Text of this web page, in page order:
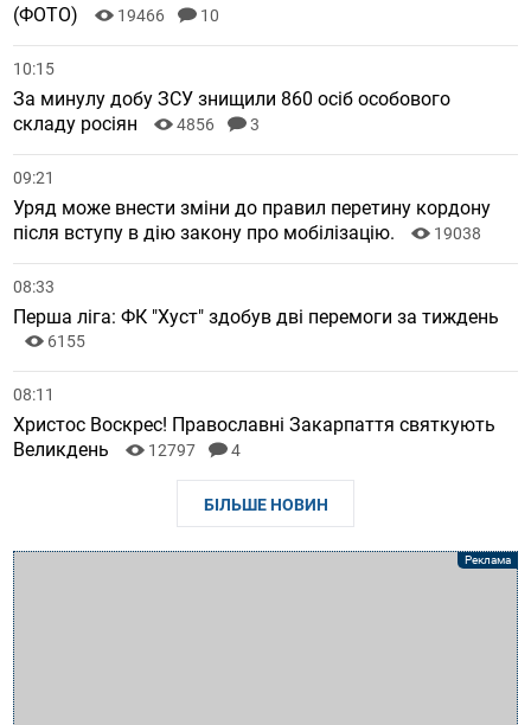
(ФОТО)
19466 10
10:15
За минулу добу ЗСУ знищили 860 осіб особового
складу росіян
4856 3
09:21
Уряд може внести зміни до правил перетину кордону
після вступу в дію закону про мобілізацію.
19038
08:33
Перша ліга: ФК "Хуст" здобув дві перемоги за тиждень
6155
08:11
Христос Воскрес! Православні Закарпаття святкують
Великдень
12797 4
БІЛЬШЕ НОВИН